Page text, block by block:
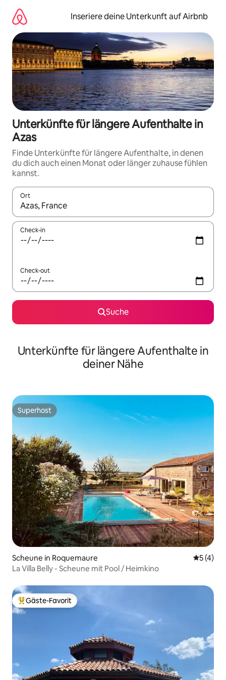
Inhalten
springen
Inseriere deine Unterkunft auf Airbnb
Unterkünfte für längere Aufenthalte in
Azas
Finde Unterkünfte für längere Aufenthalte, in denen
du dich auch einen Monat oder länger zuhause fühlen
kannst.
Ort
Wenn Ergebnisse verfügbar sind, navigiere mit den
Check-in
Check-out
Suche
Unterkünfte für längere Aufenthalte in
deiner Nähe
Superhost
Superhost
Scheune in Roquemaure
5 (4)
La Villa Belly - Scheune mit Pool / Heimkino
Beliebter Gäste-Favorit.
Gäste-Favorit